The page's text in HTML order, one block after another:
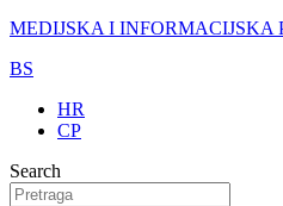
MEDIJSKA I INFORMACIJSKA
BS
HR
CP
Search